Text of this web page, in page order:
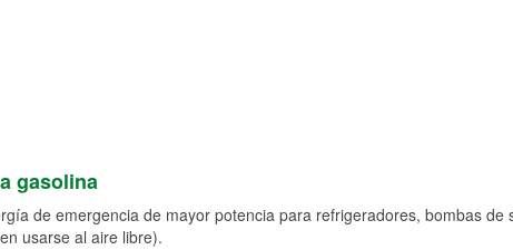
gasolina
de emergencia de mayor potencia para refrigeradores, bombas de
usarse al aire libre).